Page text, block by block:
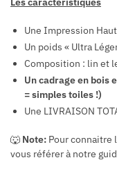
Une Impression
Un poids « Ultra
Composition : lin et
Un cadrage en bois
= simples toiles !)
Une LIVRAISON
🐺 Note: Pour connaitre
vous référer à notre